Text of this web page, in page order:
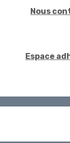
Nous
Espace